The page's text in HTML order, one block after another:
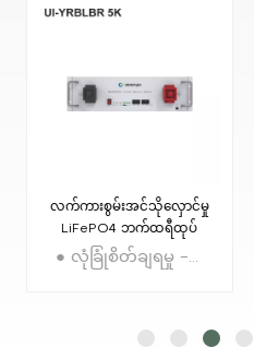
လက်ကားစွမ်းအင်သိုလှောင်မှု
LiFePO4 ဘက်ထရီထုပ်
● လုံခြုံစိတ်ချရမှု − A+ အဆင့် အရည်အသွေးမြင့် LiFePO4 လီသီယမ် ဘက်ထရီ ● အသက်ရှည်ခြင်း- ≧6000 သံသရာ ● Built-in BMS- စမတ်စီမံခန့်ခွဲမှုစနစ် ● ဆက်သွယ်ရေး- RS485၊ ဆက်သွယ်ရေး အထောက်အပံ့ ပေးနိုင်သလား ● တိုးချဲ့မှုကို ခွင့်ပြုသည့် မော်ဂျူလာဒီဇိုင်း၊ အများဆုံး ပေါင်းစပ်အရေအတွက် / စုစုပေါင်းစွမ်းအား- ×16 ● အသိအမှတ်ပြုလက်မှတ်- IEC62619 / UL1973 / UL9540A / CE-EMC / UN38.3 / FCC